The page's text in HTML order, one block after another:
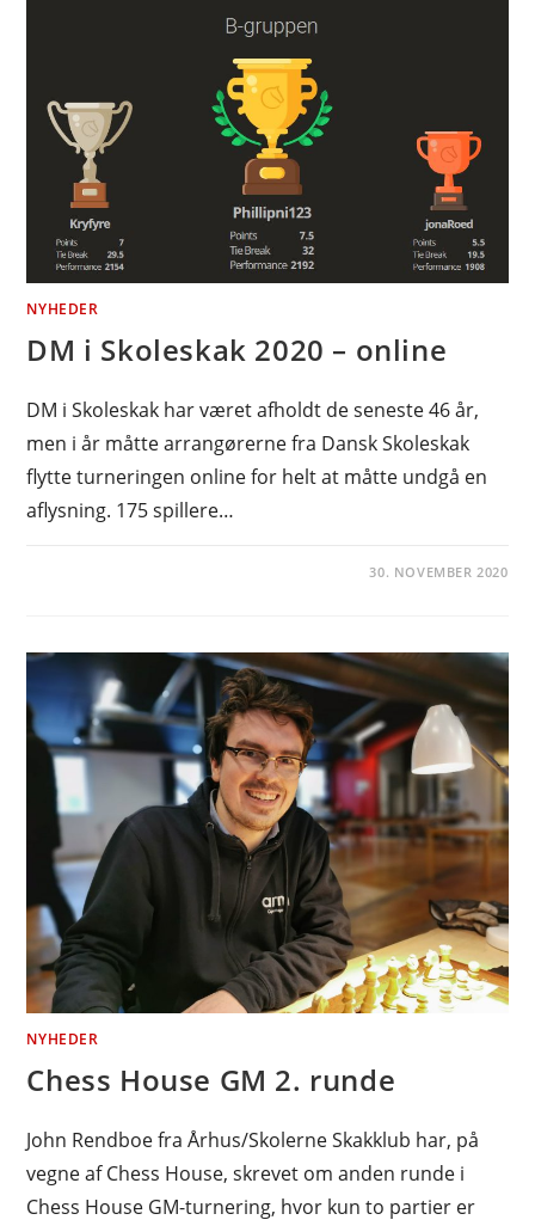
NYHEDER
DM i Skoleskak 2020 – online
DM i Skoleskak har været afholdt de seneste 46 år,
men i år måtte arrangørerne fra Dansk Skoleskak
flytte turneringen online for helt at måtte undgå en
aflysning. 175 spillere…
30. NOVEMBER 2020
NYHEDER
Chess House GM 2. runde
John Rendboe fra Århus/Skolerne Skakklub har, på
vegne af Chess House, skrevet om anden runde i
Chess House GM-turnering, hvor kun to partier er